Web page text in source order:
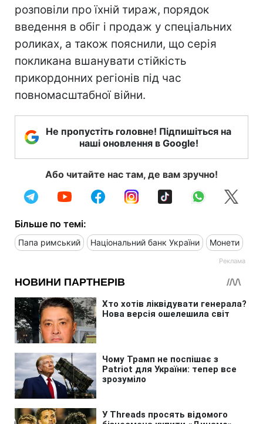
розповіли про їхній тираж, порядок
введення в обіг і продаж у спеціальних
роликах, а також пояснили, що серія
покликана вшанувати стійкість
прикордонних регіонів під час
повномасштабної війни.
Не пропустіть головне! Підпишіться на
наші оновлення в Google!
Або читайте нас там, де вам зручно!
Більше по темі:
Папа римський Національний банк України Монети